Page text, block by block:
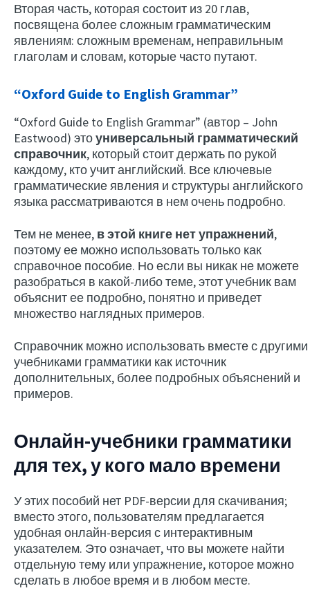
Вторая часть, которая состоит из 20 глав,
посвящена более сложным грамматическим
явлениям: сложным временам, неправильным
глаголам и словам, которые часто путают.
“Oxford Guide to English Grammar”
“Oxford Guide to English Grammar” (автор – John
Eastwood) этоуниверсальный грамматический
справочник, который стоит держать по рукой
каждому, кто учит английский. Все ключевые
грамматические явления и структуры английского
языка рассматриваются в нем очень подробно.
Тем не менее, в этой книге нет упражнений,
поэтому ее можно использовать только как
справочное пособие. Но если вы никак не можете
разобраться в какой-либо теме, этот учебник вам
объяснит ее подробно, понятно и приведет
множество наглядных примеров.
Справочник можно использовать вместе с другими
учебниками грамматики как источник
дополнительных, более подробных объяснений и
примеров.
Онлайн-учебники грамматики
для тех, у кого мало времени
У этих пособий нет PDF-версии для скачивания;
вместо этого, пользователям предлагается
удобная онлайн-версия с интерактивным
указателем. Это означает, что вы можете найти
отдельную тему или упражнение, которое можно
сделать в любое время и в любом месте.